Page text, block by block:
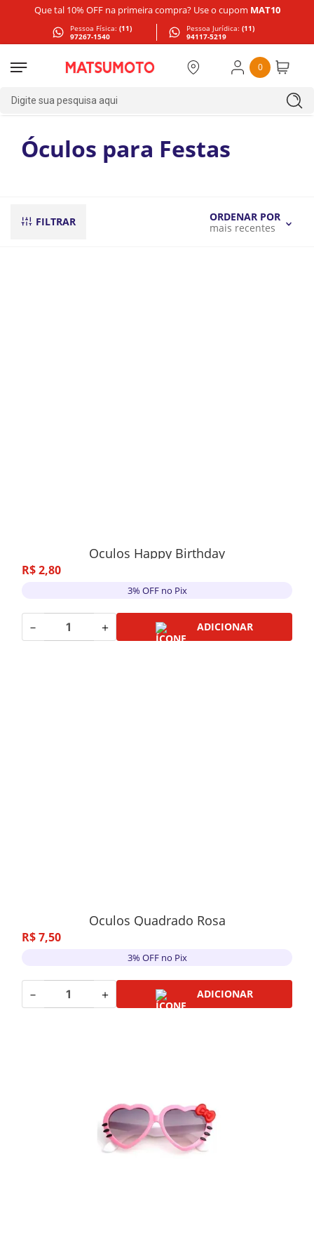
Que tal 10% OFF na primeira compra? Use o cupom MAT10
Pessoa Física: (11)
97267-1540
Pessoa Jurídica: (11)
94117-5219
0
Digite sua pesquisa aqui
Óculos para Festas
FILTRAR
ORDENAR POR
mais recentes
Oculos Happy Birthday
R$2,80
3% OFF no Pix
－ ＋ ADICIONAR
Oculos Quadrado Rosa
R$7,50
3% OFF no Pix
－ ＋ ADICIONAR